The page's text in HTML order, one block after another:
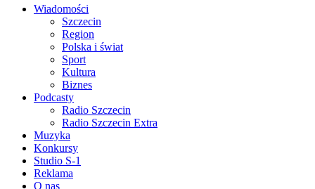
Wiadomości
Szczecin
Region
Polska i świat
Sport
Kultura
Biznes
Podcasty
Radio Szczecin
Radio Szczecin Extra
Muzyka
Konkursy
Studio S-1
Reklama
O nas